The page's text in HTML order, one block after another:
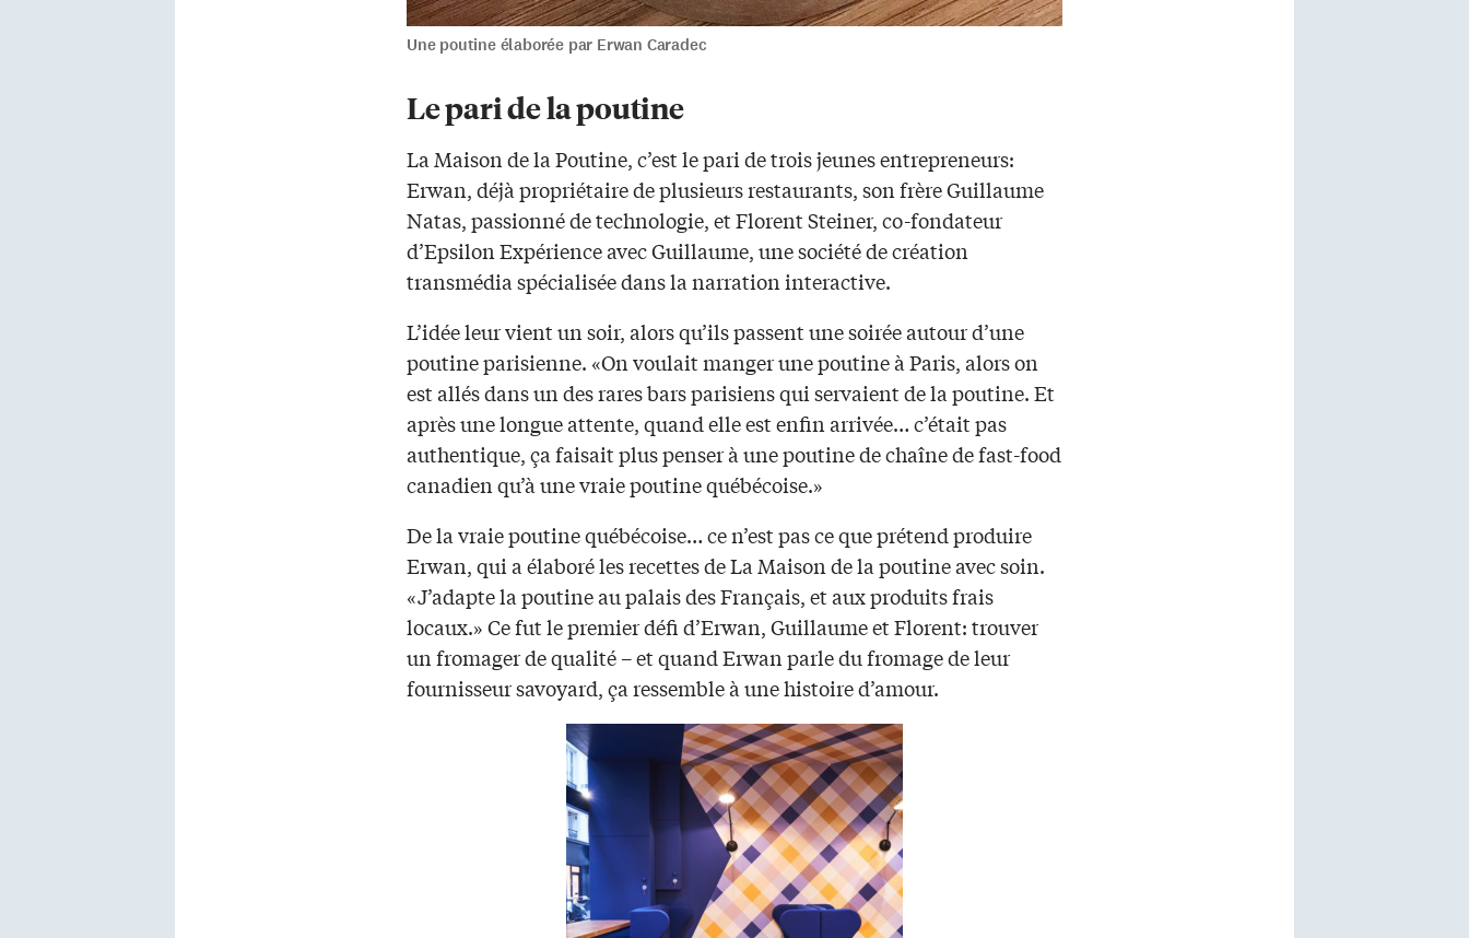
Une poutine élaborée par Erwan Caradec
Le pari de la poutine
La Maison de la Poutine, c’est le pari de trois jeunes entrepreneurs:
Erwan, déjà propriétaire de plusieurs restaurants, son frère Guillaume
Natas, passionné de technologie, et Florent Steiner, co-fondateur
d’Epsilon Expérience avec Guillaume, une société de création
transmédia spécialisée dans la narration interactive.
L’idée leur vient un soir, alors qu’ils passent une soirée autour d’une
poutine parisienne. «On voulait manger une poutine à Paris, alors on
est allés dans un des rares bars parisiens qui servaient de la poutine. Et
après une longue attente, quand elle est enfin arrivée… c’était pas
authentique, ça faisait plus penser à une poutine de chaîne de fast-food
canadien qu’à une vraie poutine québécoise.»
De la vraie poutine québécoise… ce n’est pas ce que prétend produire
Erwan, qui a élaboré les recettes de La Maison de la poutine avec soin.
«J’adapte la poutine au palais des Français, et aux produits frais
locaux.» Ce fut le premier défi d’Erwan, Guillaume et Florent: trouver
un fromager de qualité – et quand Erwan parle du fromage de leur
fournisseur savoyard, ça ressemble à une histoire d’amour.